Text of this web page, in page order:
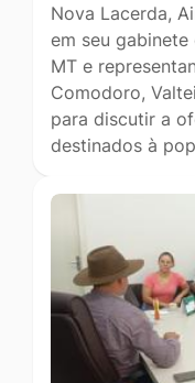
Nova Lacerda,
em seu
MT e
Comodoro,
para discutir a
destinados à